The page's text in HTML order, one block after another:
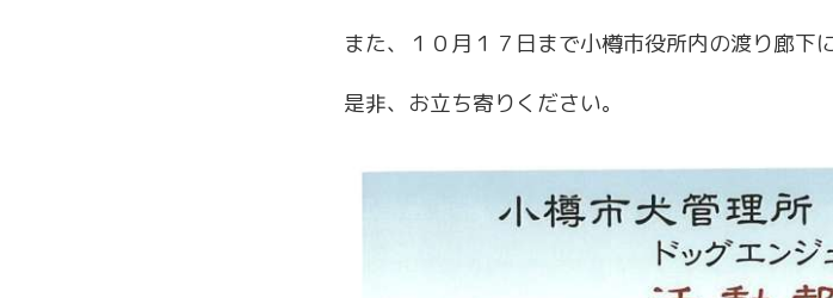
また、１０月１７日まで小樽市役所内の渡り廊下
是非、お立ち寄りください。